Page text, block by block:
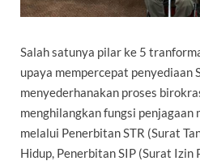
Salah satunya pilar ke 5
upaya mempercepat penyediaan
menyederhanakan proses
menghilangkan fungsi
melalui Penerbitan STR (Surat
Hidup, Penerbitan SIP (Surat Izin